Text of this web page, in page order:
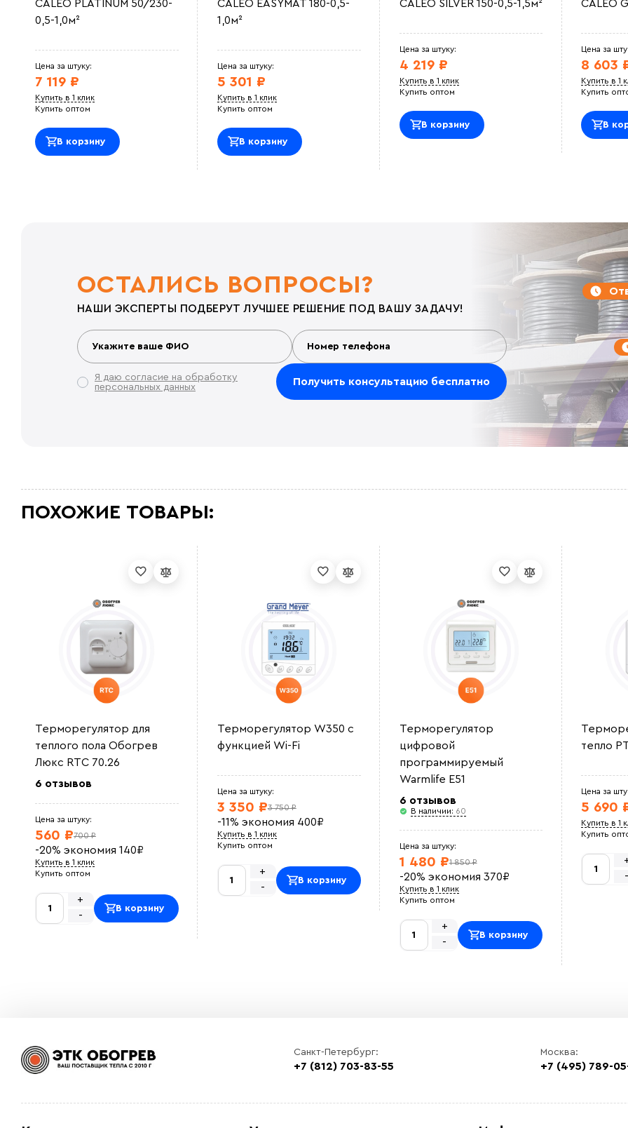
CALEO PLATINUM 50/230-
0,5-1,0м²
Цена за штуку:
7 119 ₽
Купить в 1 клик
Купить оптом
В корзину
CALEO EASYMAT 180-0,5-
1,0м²
Цена за штуку:
5 301 ₽
Купить в 1 клик
Купить оптом
В корзину
CALEO SILVER 150-0,5-1,5м²
Цена за штуку:
4 219 ₽
Купить в 1 клик
Купить оптом
В корзину
CALEO
Цена за
8 603
Купить в 1
Купить
В
ОСТАЛИСЬ ВОПРОСЫ?
НАШИ ЭКСПЕРТЫ ПОДБЕРУТ ЛУЧШЕЕ РЕШЕНИЕ ПОД ВАШУ ЗАДАЧУ!
Я даю согласие на обработку
персональных данных
ПОХОЖИЕ ТОВАРЫ:
Терморегулятор для
теплого пола Обогрев
Люкс RTC 70.26
6 отзывов
Цена за штуку:
700 ₽
560 ₽
-20% экономия 140₽
Купить в 1 клик
Купить оптом
-
+
В корзину
Терморегулятор W350 с
функцией Wi-Fi
Цена за штуку:
3 750 ₽
3 350 ₽
-11% экономия 400₽
Купить в 1 клик
Купить оптом
-
+
В корзину
Терморегулятор
цифровой
программируемый
Warmlife E51
6 отзывов
В наличии: 60
Цена за штуку:
1 850 ₽
1 480 ₽
-20% экономия 370₽
Купить в 1 клик
Купить оптом
-
+
В корзину
тепло
Цена за
5 690
Купить в 1
Купить
Санкт-Петербург:
+7 (812) 703-83-55
Москва:
+7 (495) 789-